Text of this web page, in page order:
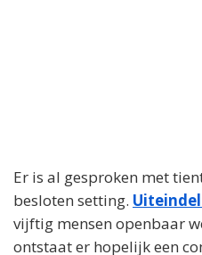
Er is al gesproken met
besloten setting.
vijftig mensen openbaar
ontstaat er hopelijk een